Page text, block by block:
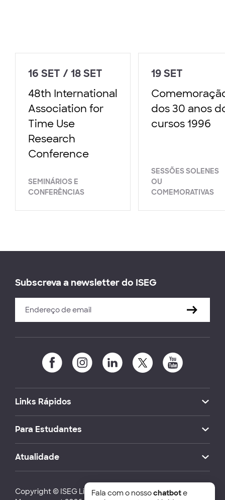
16 SET / 18 SET
48th International
Association for
Time Use
Research
Conference
SEMINÁRIOS E
CONFERÊNCIAS
19 SET
dos 30 anos
cursos 1996
SESSÕES SOLENES
OU
COMEMORATIVAS
Subscreva a newsletter do ISEG
Links Rápidos
Para Estudantes
Atualidade
Copyright © ISEG Lisbon School of Economics and
Fala com o nossochatbote